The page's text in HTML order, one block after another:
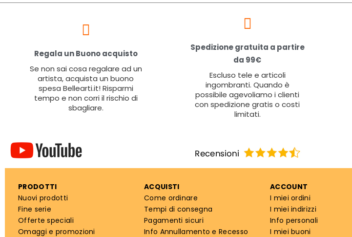
Regala un Buono acquisto
Se non sai cosa regalare ad un
artista, acquista un buono
spesa Bellearti.it! Risparmi
tempo e non corri il rischio di
sbagliare.
Spedizione gratuita a partire
da 99€
Escluso tele e articoli
ingombranti. Quando è
possibile agevoliamo i clienti
con spedizione gratis o costi
limitati.
PRODOTTI
Nuovi prodotti
Fine serie
Offerte speciali
Omaggi e promozioni
ACQUISTI
Come ordinare
Tempi di consegna
Pagamenti sicuri
Info Annullamento e Recesso
ACCOUNT
I miei ordini
I miei indirizzi
Info personali
I miei buoni